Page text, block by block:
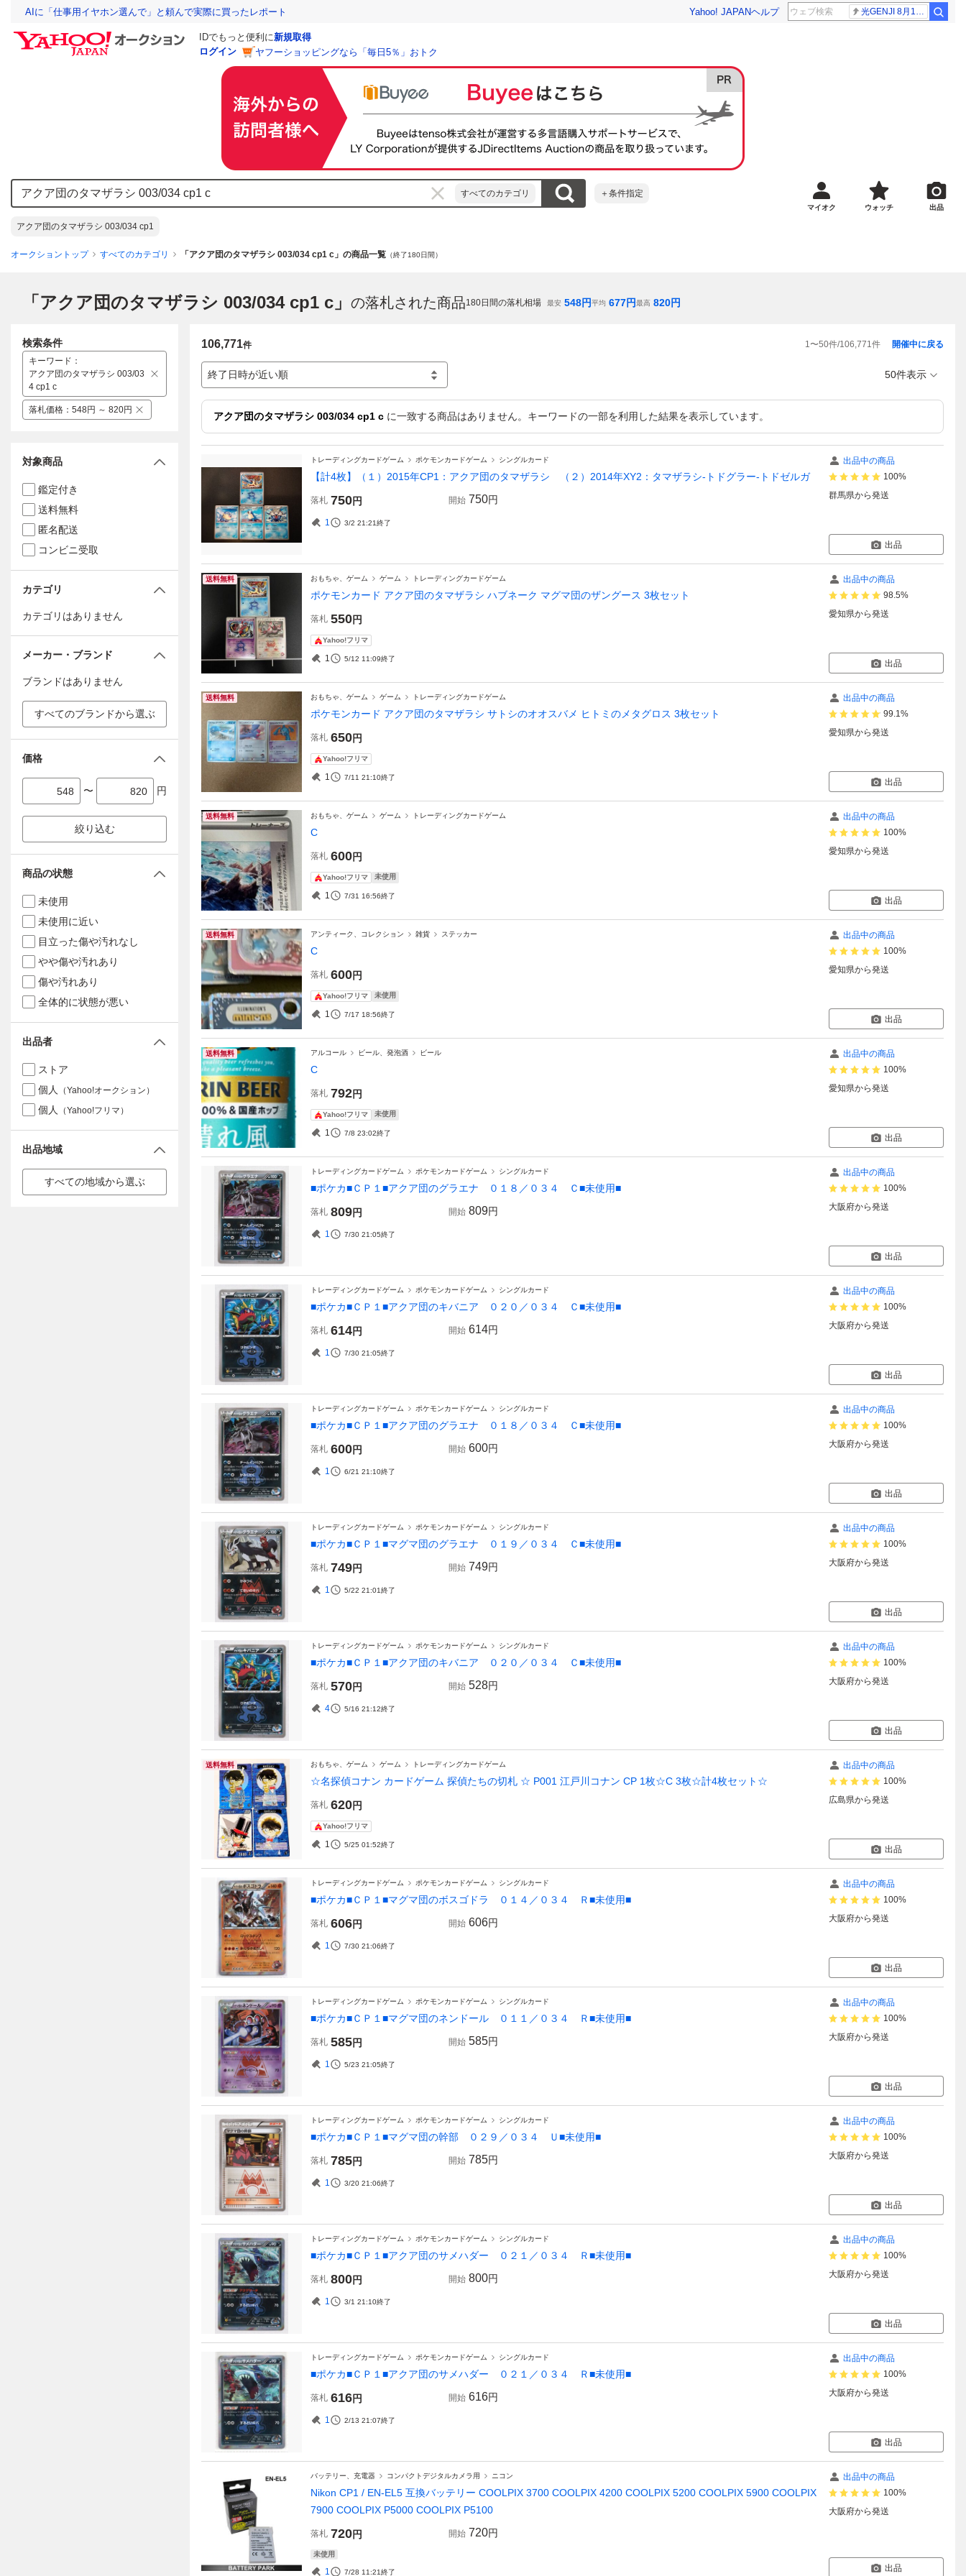
AIに「仕事用イヤホン選んで」と頼んで実際に買ったレポート Yahoo! JAPANヘルプ 光GENJI 8月19日
IDでもっと便利に新規取得
ログイン
ヤフーショッピングなら「毎日5％」おトク
すべてのカテゴリ ＋条件指定
アクア団のタマザラシ 003/034 cp1
マイオク ウォッチ 出品
オークショントップ すべてのカテゴリ 「アクア団のタマザラシ 003/034 cp1 c」の商品一覧 （終了180日間）
「アクア団のタマザラシ 003/034 cp1 c」 の落札された商品180日間の落札相場 最安 548円平均 677円最高 820円
106,771件 1〜50件/106,771件
終了日時が近い順
開催中に戻る
50件表示
アクア団のタマザラシ 003/034 cp1 c に一致する商品はありません。キーワードの一部を利用した結果を表示しています。
トレーディングカードゲーム ポケモンカードゲーム シングルカード
【計4枚】（１）2015年CP1：アクア団のタマザラシ （２）2014年XY2：タマザラシ-トドグラー-トドゼルガ
落札 750円 開始 750円
1 3/2 21:21終了
出品中の商品
100%
群馬県から発送
出品
送料無料 おもちゃ、ゲーム ゲーム トレーディングカードゲーム
ポケモンカード アクア団のタマザラシ ハブネーク マグマ団のザングース 3枚セット
落札 550円
Yahoo!フリマ
1 5/12 11:09終了
出品中の商品
98.5%
愛知県から発送
出品
送料無料 おもちゃ、ゲーム ゲーム トレーディングカードゲーム
ポケモンカード アクア団のタマザラシ サトシのオオスバメ ヒトミのメタグロス 3枚セット
落札 650円
Yahoo!フリマ
1 7/11 21:10終了
出品中の商品
99.1%
愛知県から発送
出品
送料無料 おもちゃ、ゲーム ゲーム トレーディングカードゲーム
C
落札 600円
Yahoo!フリマ 未使用
1 7/31 16:56終了
出品中の商品
100%
愛知県から発送
出品
送料無料 アンティーク、コレクション 雑貨 ステッカー
C
落札 600円
Yahoo!フリマ 未使用
1 7/17 18:56終了
出品中の商品
100%
愛知県から発送
出品
送料無料 アルコール ビール、発泡酒 ビール
C
落札 792円
Yahoo!フリマ 未使用
1 7/8 23:02終了
出品中の商品
100%
愛知県から発送
出品
トレーディングカードゲーム ポケモンカードゲーム シングルカード
■ポケカ■ＣＰ１■アクア団のグラエナ ０１８／０３４ Ｃ■未使用■
落札 809円 開始 809円
1 7/30 21:05終了
出品中の商品
100%
大阪府から発送
出品
トレーディングカードゲーム ポケモンカードゲーム シングルカード
■ポケカ■ＣＰ１■アクア団のキバニア ０２０／０３４ Ｃ■未使用■
落札 614円 開始 614円
1 7/30 21:05終了
出品中の商品
100%
大阪府から発送
出品
トレーディングカードゲーム ポケモンカードゲーム シングルカード
■ポケカ■ＣＰ１■アクア団のグラエナ ０１８／０３４ Ｃ■未使用■
落札 600円 開始 600円
1 6/21 21:10終了
出品中の商品
100%
大阪府から発送
出品
トレーディングカードゲーム ポケモンカードゲーム シングルカード
■ポケカ■ＣＰ１■マグマ団のグラエナ ０１９／０３４ Ｃ■未使用■
落札 749円 開始 749円
1 5/22 21:01終了
出品中の商品
100%
大阪府から発送
出品
トレーディングカードゲーム ポケモンカードゲーム シングルカード
■ポケカ■ＣＰ１■アクア団のキバニア ０２０／０３４ Ｃ■未使用■
落札 570円 開始 528円
4 5/16 21:12終了
出品中の商品
100%
大阪府から発送
出品
送料無料 おもちゃ、ゲーム ゲーム トレーディングカードゲーム
☆名探偵コナン カードゲーム 探偵たちの切札 ☆ P001 江戸川コナン CP 1枚☆C 3枚☆計4枚セット☆
落札 620円
Yahoo!フリマ
1 5/25 01:52終了
出品中の商品
100%
広島県から発送
出品
トレーディングカードゲーム ポケモンカードゲーム シングルカード
■ポケカ■ＣＰ１■マグマ団のボスゴドラ ０１４／０３４ Ｒ■未使用■
落札 606円 開始 606円
1 7/30 21:06終了
出品中の商品
100%
大阪府から発送
出品
トレーディングカードゲーム ポケモンカードゲーム シングルカード
■ポケカ■ＣＰ１■マグマ団のネンドール ０１１／０３４ Ｒ■未使用■
落札 585円 開始 585円
1 5/23 21:05終了
出品中の商品
100%
大阪府から発送
出品
トレーディングカードゲーム ポケモンカードゲーム シングルカード
■ポケカ■ＣＰ１■マグマ団の幹部 ０２９／０３４ Ｕ■未使用■
落札 785円 開始 785円
1 3/20 21:06終了
出品中の商品
100%
大阪府から発送
出品
トレーディングカードゲーム ポケモンカードゲーム シングルカード
■ポケカ■ＣＰ１■アクア団のサメハダー ０２１／０３４ Ｒ■未使用■
落札 800円 開始 800円
1 3/1 21:10終了
出品中の商品
100%
大阪府から発送
出品
トレーディングカードゲーム ポケモンカードゲーム シングルカード
■ポケカ■ＣＰ１■アクア団のサメハダー ０２１／０３４ Ｒ■未使用■
落札 616円 開始 616円
1 2/13 21:07終了
出品中の商品
100%
大阪府から発送
出品
バッテリー、充電器 コンパクトデジタルカメラ用 ニコン
Nikon CP1 / EN-EL5 互換バッテリー COOLPIX 3700 COOLPIX 4200 COOLPIX 5200 COOLPIX 5900 COOLPIX
7900 COOLPIX P5000 COOLPIX P5100
落札 720円 開始 720円
未使用
1 7/28 11:21終了
出品中の商品
100%
大阪府から発送
出品
検索条件
キーワード ：
アクア団のタマザラシ 003/03
4 cp1 c
落札価格 ： 548円 ～ 820円
対象商品
鑑定付き
送料無料
匿名配送
コンビニ受取
カテゴリ
カテゴリはありません
メーカー・ブランド
ブランドはありません
すべてのブランドから選ぶ
価格
〜 円
絞り込む
商品の状態
未使用
未使用に近い
目立った傷や汚れなし
やや傷や汚れあり
傷や汚れあり
全体的に状態が悪い
出品者
ストア
個人
（Yahoo!オークション）
個人 （Yahoo!フリマ）
出品地域
すべての地域から選ぶ